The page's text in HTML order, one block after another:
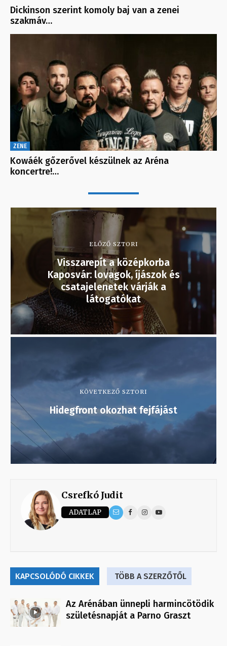
Dickinson szerint komoly baj van a zenei
szakmáv…
ZENE
Kowáék gőzerővel készülnek az Aréna
koncertre!…
ELŐZŐ SZTORI
Visszarepít a középkorba
Kaposvár: lovagok, íjászok és
csatajelenetek várják a
látogatókat
KÖVETKEZŐ SZTORI
Hidegfront okozhat fejfájást
Csrefkó Judit
ADATLAP
KAPCSOLÓDÓ CIKKEK TÖBB A SZERZŐTŐL
Az Arénában ünnepli harmincötödik
születésnapját a Parno Graszt